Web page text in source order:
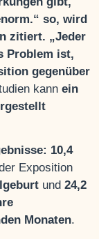
so, wird
zitiert. „Jeder
Problem ist,
gegenüber
kannein
10,4
Exposition
und24,2
Monaten.